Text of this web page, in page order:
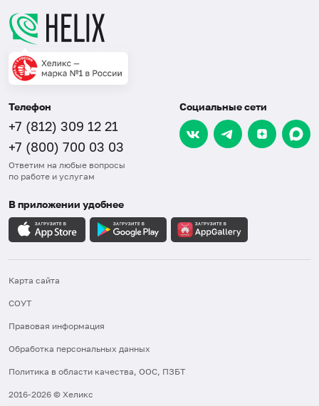
Телефон
+7 (812) 309 12 21
+7 (800) 700 03 03
Ответим на любые вопросы
по работе и услугам
Социальные сети
В приложении удобнее
Карта сайта
СОУТ
Правовая информация
Обработка персональных данных
Политика в области качества, ООС, ПЗБТ
2016-2026 © Хеликс